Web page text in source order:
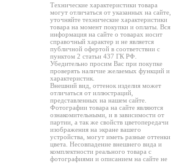
Технические характеристики товара
могут отличаться от указанных на сайте,
уточняйте технические характеристики
товара на момент покупки и оплаты. Вся
информация на сайте о товарах носит
справочный характер и не является
публичной офертой в соответствии с
пунктом 2 статьи 437 ГК РФ.
Убедительно просим Вас при покупке
проверять наличие желаемых функций и
характеристик.
Внешний вид, оттенок изделия может
отличаться от иллюстраций,
представленных на нашем сайте.
Фотографии товара на сайте являются
ознакомительными, и в зависимости от
партии, а так же свойств цветопередачи
изображения на экране вашего
устройства, могут иметь разные оттенки
цвета. Несовпадение внешнего вида и
комплектности реального товара с
фотографиями и описанием на сайте не